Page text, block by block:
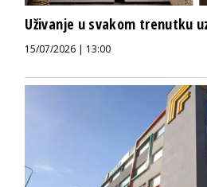
Uživanje u svakom trenutku
15/07/2026 | 13:00